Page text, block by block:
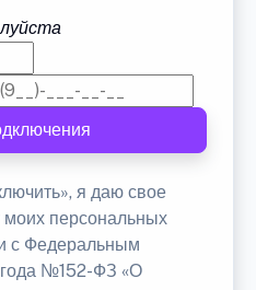
я даю свое
моих персональных
с Федеральным
года №152-ФЗ «О